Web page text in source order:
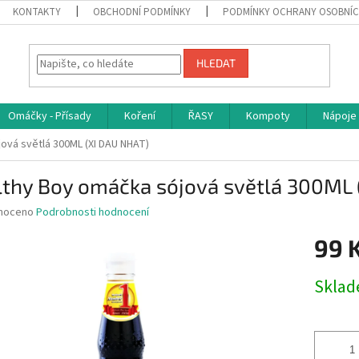
KONTAKTY OBCHODNÍ PODMÍNKY PODMÍNKY OCHRANY
HLEDAT
Omáčky - Přísady Koření ŘASY Kompoty Nápoje
světlá 300ML (XI DAU NHAT)
Boy omáčka sójová světlá 300ML
Podrobnosti hodnocení
99
cena: